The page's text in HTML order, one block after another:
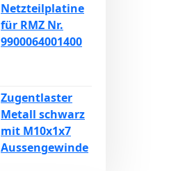
Netzteilplatine
für RMZ Nr.
9900064001400
Zugentlaster
Metall schwarz
mit M10x1x7
Aussengewinde